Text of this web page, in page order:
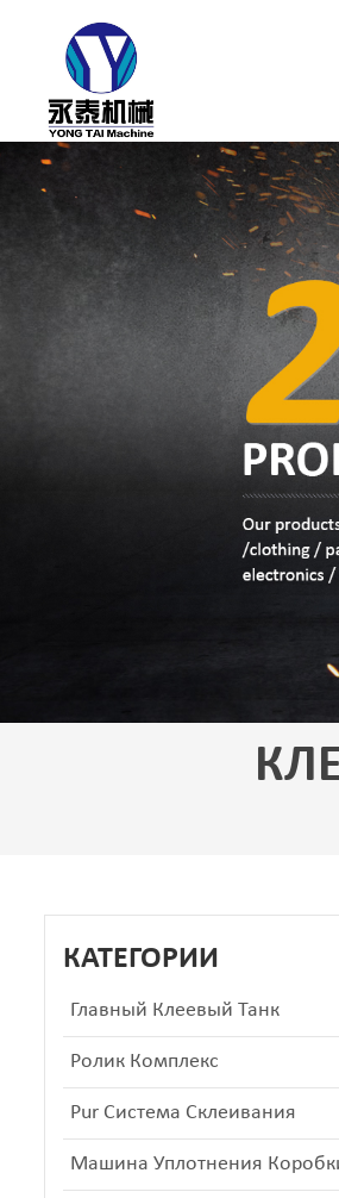
КАТЕГОРИИ
Главный Клеевый Танк
Ролик Комплекс
Pur Система Склеивания
Машина Уплотнения